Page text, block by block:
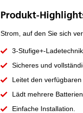
Produkt-
Strom, auf den Sie sich
3-Stufige+-
Sicheres und
Leitet den
Lädt mehrere
Einfache Installation.